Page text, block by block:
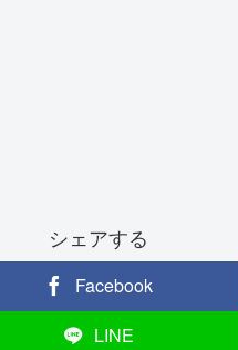
シェアする
Facebook
LINE